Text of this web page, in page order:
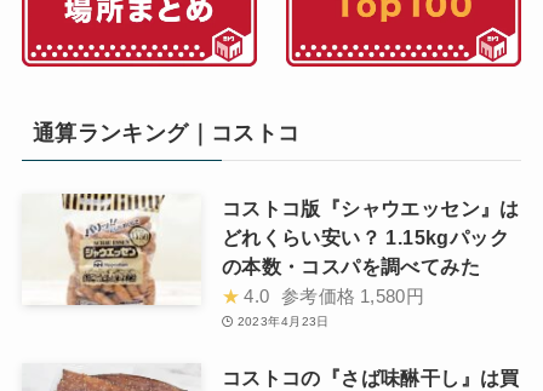
通算ランキング｜コストコ
コストコ版『シャウエッセン』は
どれくらい安い？ 1.15kgパック
の本数・コスパを調べてみた
★ 4.0 参考価格 1,580円
2023年4月23日
コストコの『さば味醂干し』は買